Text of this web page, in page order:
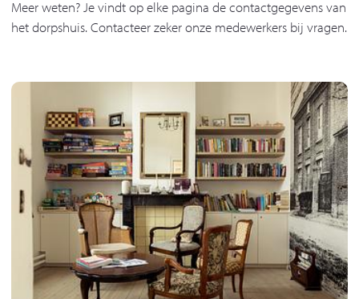
Meer weten? Je vindt op elke pagina de contactgegevens van
het dorpshuis. Contacteer zeker onze medewerkers bij vragen.